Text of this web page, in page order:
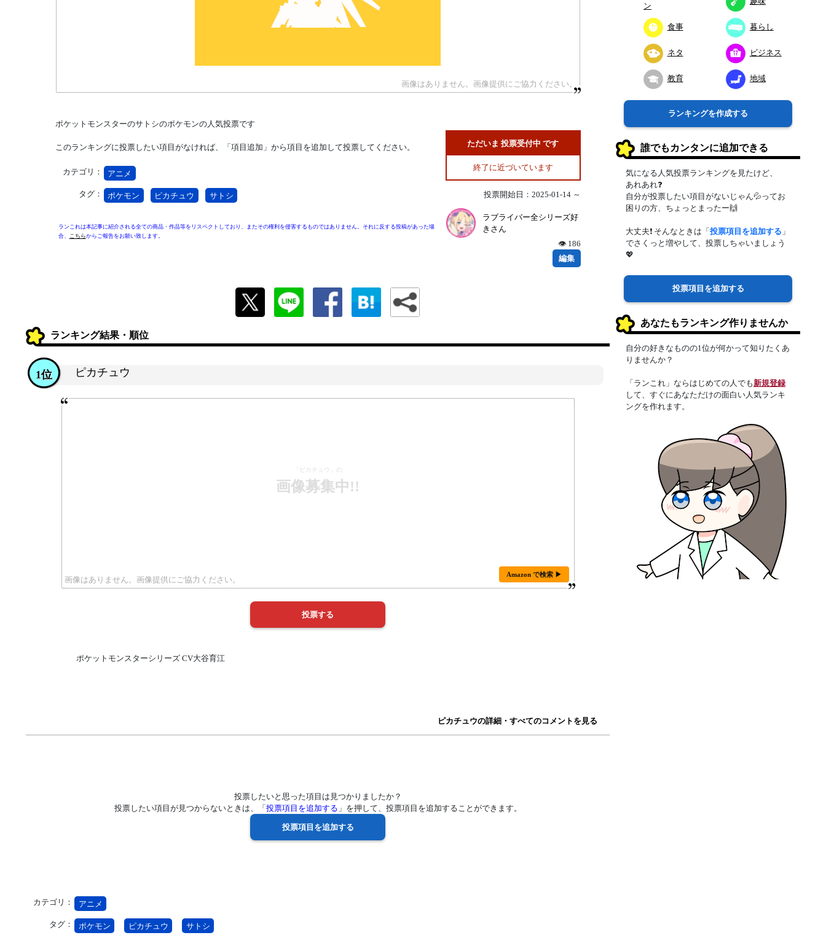
ポケットモンスターのサトシのポケモンの人気投票です
このランキングに投票したい項目がなければ、「項目追加」から項目を追加して投票してください。
カテゴリ： アニメ
タグ： ポケモン ピカチュウ サトシ
ランこれは本記事に紹介される全ての商品・作品等をリスペクトしており、またその権利を侵害するものではありません。それに反する投稿があった場
合、
こちらからご報告をお願い致します。
ただいま 投票受付中 です
終了に近づいています
投票開始日：2025-01-14 ～
ラブライバー全シリーズ好
きさん
👁 186
編集
ランキング結果・順位
ピカチュウ
1位
「ピカチュウ」の
画像募集中!!
Amazon で検索 ▶
ポケットモンスターシリーズ CV大谷育江
ピカチュウの詳細・すべてのコメントを見る
投票したいと思った項目は見つかりましたか？
投票したい項目が見つからないときは、「 投票項目を追加する 」を押して、投票項目を追加することができます。
カテゴリ： アニメ
タグ： ポケモン ピカチュウ サトシ
ン
食事 暮らし
ネタ ビジネス
教育 地域
ランキングを作成する
誰でもカンタンに追加できる
気になる人気投票ランキングを見たけど、
あれあれ❓
自分が投票したい項目がないじゃん💦ってお
困りの方、ちょっとまったー🙌
大丈夫❗ そんなときは「投票項目を追加する 」
でさくっと増やして、投票しちゃいましょう
💖
投票項目を追加する
あなたもランキング作りませんか
自分の好きなものの1位が何かって知りたくあ
りませんか？
「ランこれ」ならはじめての人でも新規登録
して、すぐにあなただけの面白い人気ランキ
ングを作れます。